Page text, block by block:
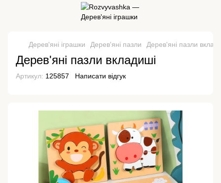
Дерев'яні іграшки Дерев'яні пазли Дерев'яні пазли
Дерев'яні пазли вкладиші
Артикул: 125857 Написати відгук